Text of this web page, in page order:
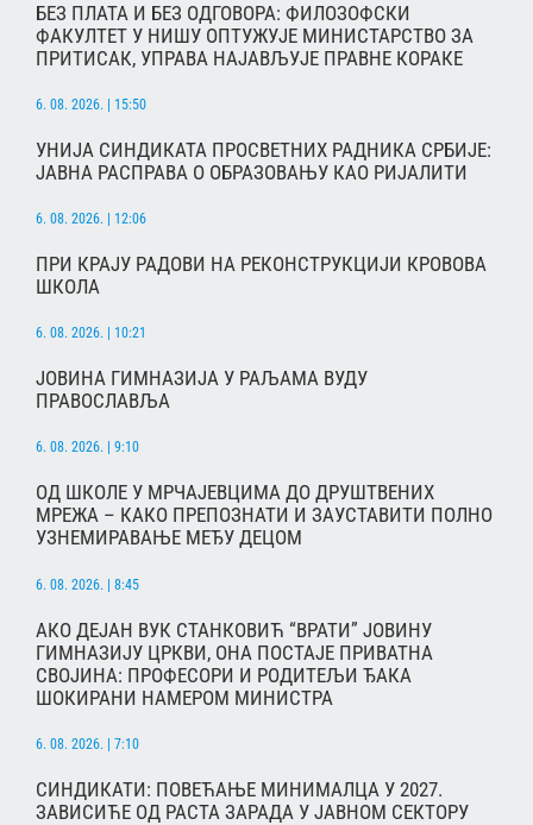
БЕЗ ПЛАТА И БЕЗ ОДГОВОРА: ФИЛОЗОФСКИ
ФАКУЛТЕТ У НИШУ ОПТУЖУЈЕ МИНИСТАРСТВО ЗА
ПРИТИСАК, УПРАВА НАЈАВЉУЈЕ ПРАВНЕ КОРАКЕ
6. 08. 2026. | 15:50
УНИЈА СИНДИКАТА ПРОСВЕТНИХ РАДНИКА СРБИЈЕ:
ЈАВНА РАСПРАВА О ОБРАЗОВАЊУ КАО РИЈАЛИТИ
6. 08. 2026. | 12:06
ПРИ КРАЈУ РАДОВИ НА РЕКОНСТРУКЦИЈИ КРОВОВА
ШКОЛА
6. 08. 2026. | 10:21
ЈОВИНА ГИМНАЗИЈА У РАЉАМА ВУДУ
ПРАВОСЛАВЉА
6. 08. 2026. | 9:10
ОД ШКОЛЕ У МРЧАЈЕВЦИМА ДО ДРУШТВЕНИХ
МРЕЖА – КАКО ПРЕПОЗНАТИ И ЗАУСТАВИТИ ПОЛНО
УЗНЕМИРАВАЊЕ МЕЂУ ДЕЦОМ
6. 08. 2026. | 8:45
АКО ДЕЈАН ВУК СТАНКОВИЋ “ВРАТИ” ЈОВИНУ
ГИМНАЗИЈУ ЦРКВИ, ОНА ПОСТАЈЕ ПРИВАТНА
СВОЈИНА: ПРОФЕСОРИ И РОДИТЕЉИ ЂАКА
ШОКИРАНИ НАМЕРОМ МИНИСТРА
6. 08. 2026. | 7:10
СИНДИКАТИ: ПОВЕЋАЊЕ МИНИМАЛЦА У 2027.
ЗАВИСИЋЕ ОД РАСТА ЗАРАДА У ЈАВНОМ СЕКТОРУ